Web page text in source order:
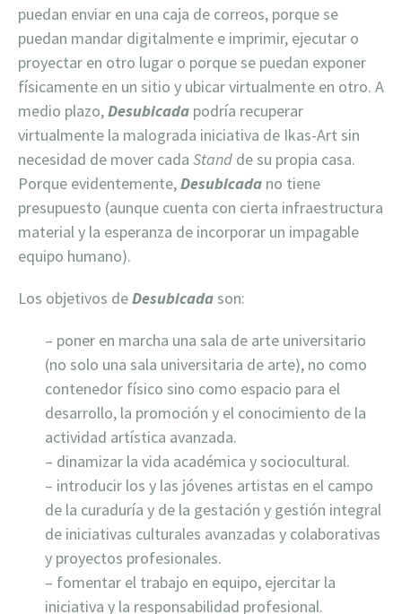
puedan enviar en una caja de correos, porque se
puedan mandar digitalmente e imprimir, ejecutar o
proyectar en otro lugar o porque se puedan exponer
físicamente en un sitio y ubicar virtualmente en otro. A
medio plazo,Desubicada podría recuperar
virtualmente la malograda iniciativa de Ikas-Art sin
necesidad de mover cada Stand de su propia casa.
Porque evidentemente,Desubicada no tiene
presupuesto (aunque cuenta con cierta infraestructura
material y la esperanza de incorporar un impagable
equipo humano).
Los objetivos deDesubicadason:
– poner en marcha una sala de arte universitario
(no solo una sala universitaria de arte), no como
contenedor físico sino como espacio para el
desarrollo, la promoción y el conocimiento de la
actividad artística avanzada.
– dinamizar la vida académica y sociocultural.
– introducir los y las jóvenes artistas en el campo
de la curaduría y de la gestación y gestión integral
de iniciativas culturales avanzadas y colaborativas
y proyectos profesionales.
– fomentar el trabajo en equipo, ejercitar la
iniciativa y la responsabilidad profesional.